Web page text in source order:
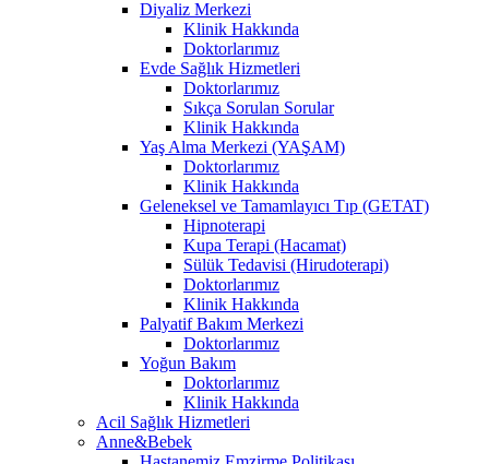
Diyaliz Merkezi
Klinik Hakkında
Doktorlarımız
Evde Sağlık Hizmetleri
Doktorlarımız
Sıkça Sorulan Sorular
Klinik Hakkında
Yaş Alma Merkezi (YAŞAM)
Doktorlarımız
Klinik Hakkında
Geleneksel ve Tamamlayıcı Tıp (GETAT)
Hipnoterapi
Kupa Terapi (Hacamat)
Sülük Tedavisi (Hirudoterapi)
Doktorlarımız
Klinik Hakkında
Palyatif Bakım Merkezi
Doktorlarımız
Yoğun Bakım
Doktorlarımız
Klinik Hakkında
Acil Sağlık Hizmetleri
Anne&Bebek